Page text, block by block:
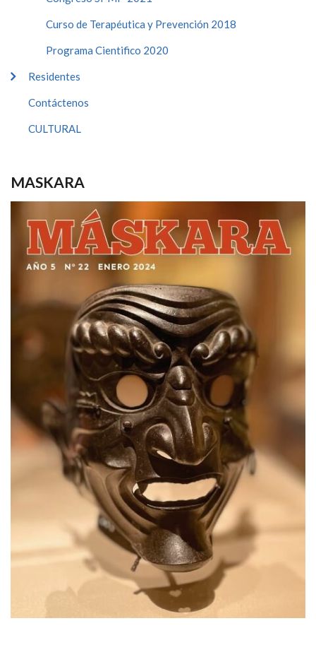
Curso de Terapéutica y Prevención 2018
Programa Cientifico 2020
Residentes
Contáctenos
CULTURAL
MASKARA